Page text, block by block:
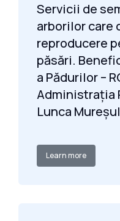
Servicii de
arborilor care
reproducere
păsări.
a Pădurilor –
Administrația
Lunca
Learn more